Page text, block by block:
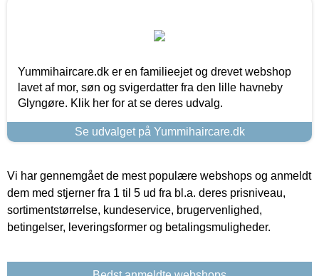
Yummihaircare.dk er en familieejet og drevet webshop
lavet af mor, søn og svigerdatter fra den lille havneby
Glyngøre. Klik her for at se deres udvalg.
Se udvalget på Yummihaircare.dk
Vi har gennemgået de mest populære webshops og anmeldt
dem med stjerner fra 1 til 5 ud fra bl.a. deres prisniveau,
sortimentstørrelse, kundeservice, brugervenlighed,
betingelser, leveringsformer og betalingsmuligheder.